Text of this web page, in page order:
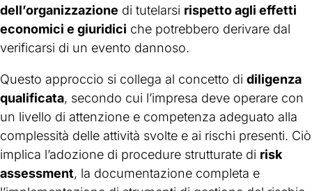
dell’organizzazione di tutelarsi rispetto agli effetti
economici e giuridici che potrebbero derivare dal
verificarsi di un evento dannoso.
Questo approccio si collega al concetto di diligenza
qualificata, secondo cui l’impresa deve operare con
un livello di attenzione e competenza adeguato alla
complessità delle attività svolte e ai rischi presenti. Ciò
implica l’adozione di procedure strutturate di risk
assessment, la documentazione completa e